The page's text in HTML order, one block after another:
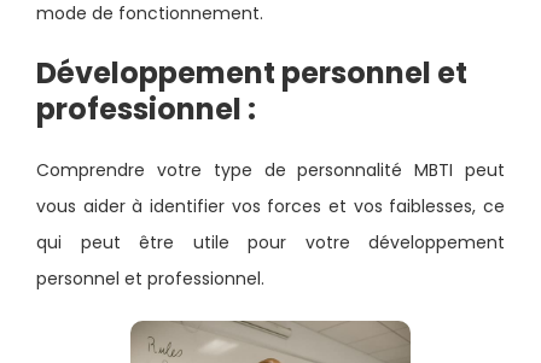
mode de fonctionnement.
Développement personnel et
professionnel :
Comprendre votre type de personnalité MBTI peut
vous aider à identifier vos forces et vos faiblesses, ce
qui peut être utile pour votre développement
personnel et professionnel.